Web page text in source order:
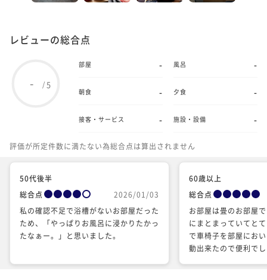
レビューの総合点
- /5
部屋 - 風呂 -
朝食 - 夕食 -
接客・サービス - 施設・設備 -
評価が所定件数に満たない為総合点は算出されません
50代後半
総合点
2026/01/03
私の確認不足で浴槽がないお部屋だった
ため、「やっぱりお風呂に浸かりたかっ
たなぁー。」と思いました。
60歳以上
総合点
お部屋は畳のお部屋
にまとまっていてと
で車椅子を部屋にお
動出来たので便利で